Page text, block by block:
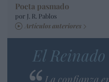
Poeta pasmado
por J. R. Pablos
Artículos anteriores
El
La confianza